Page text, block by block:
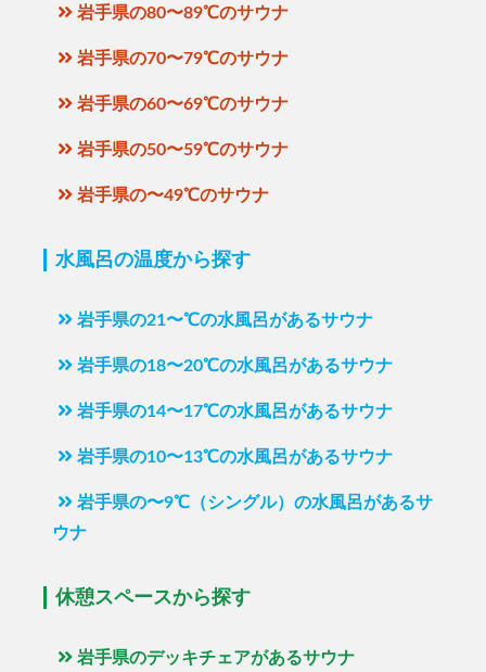
岩手県の80〜89℃のサウナ
岩手県の70〜79℃のサウナ
岩手県の60〜69℃のサウナ
岩手県の50〜59℃のサウナ
岩手県の〜49℃のサウナ
水風呂の温度から探す
岩手県の21〜℃の水風呂があるサウナ
岩手県の18〜20℃の水風呂があるサウナ
岩手県の14〜17℃の水風呂があるサウナ
岩手県の10〜13℃の水風呂があるサウナ
岩手県の〜9℃（シングル）の水風呂があるサ
ウナ
休憩スペースから探す
岩手県のデッキチェアがあるサウナ